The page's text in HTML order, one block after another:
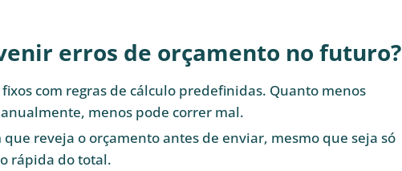
erros de orçamento no futuro?
com regras de cálculo predefinidas. Quanto menos
menos pode correr mal.
que reveja o orçamento antes de enviar, mesmo que seja só
rápida do total.